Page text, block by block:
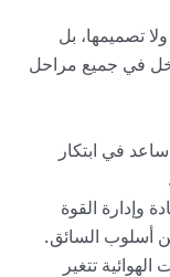
تصميمها، بل
في جميع مراحل
في ابتكار
وإدارة القوة
أسلوب السائق.
الهوائية تتغير